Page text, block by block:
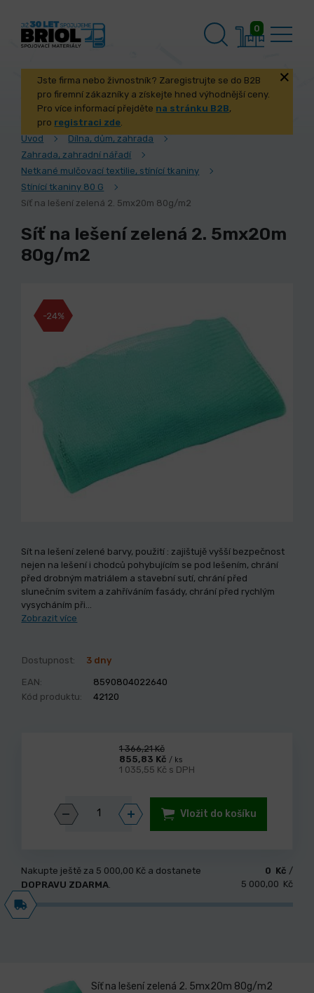
0
Jste firma nebo živnostník? Zaregistrujte se do B2B
pro firemní zákazníky a získejte hned výhodnější ceny.
Pro více informací přejděte na stránku B2B,
pro registraci zde.
Úvod
Dílna, dům, zahrada
Zahrada, zahradní nářadí
Netkané mulčovací textilie, stínící tkaniny
Stínící tkaniny 80 G
Síť na lešení zelená 2. 5mx20m 80g/m2
Síť na lešení zelená 2. 5mx20m
80g/m2
-24%
Sít na lešení zelené barvy, použití : zajištujě vyšší bezpečnost
nejen na lešení i chodců pohybujícím se pod lešením, chrání
před drobným matriálem a stavební sutí, chrání před
slunečním svitem a zahříváním fasády, chrání před rychlým
vysycháním při…
Zobrazit více
Dostupnost: 3 dny
EAN:
8590804022640
Kód produktu:
42120
1 366,21 Kč
855,83 Kč / ks
1 035,55 Kč s DPH
Vložit do košíku
Nakupte ještě za 5 000,00 Kč a dostanete
DOPRAVU ZDARMA.
0 Kč /
5 000,00 Kč
Síť na lešení zelená 2. 5mx20m 80g/m2